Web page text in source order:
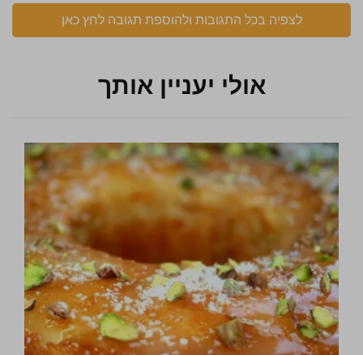
לצפיה בכל התגובות ולהוספת תגובה לחץ כאן
אולי יעניין אותך